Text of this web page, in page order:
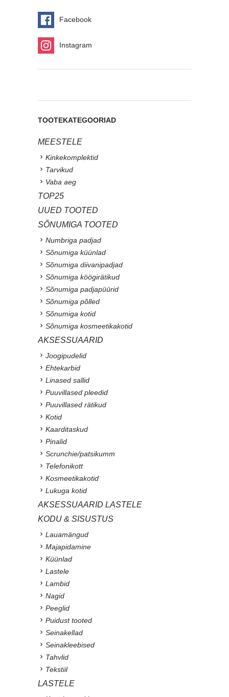
Facebook
Instagram
TOOTEKATEGOORIAD
MEESTELE
Kinkekomplektid
Tarvikud
Vaba aeg
TOP25
UUED TOOTED
SÕNUMIGA TOOTED
Numbriga padjad
Sõnumiga küünlad
Sõnumiga diivanipadjad
Sõnumiga köögirätikud
Sõnumiga padjapüürid
Sõnumiga põlled
Sõnumiga kotid
Sõnumiga kosmeetikakotid
AKSESSUAARID
Joogipudelid
Ehtekarbid
Linased sallid
Puuvillased pleedid
Puuvillased rätikud
Kotid
Kaarditaskud
Pinalid
Scrunchie/patsikumm
Telefonikott
Kosmeetikakotid
Lukuga kotid
AKSESSUAARID LASTELE
KODU & SISUSTUS
Lauamängud
Majapidamine
Küünlad
Lastele
Lambid
Nagid
Peeglid
Puidust tooted
Seinakellad
Seinakleebised
Tahvlid
Tekstiil
LASTELE